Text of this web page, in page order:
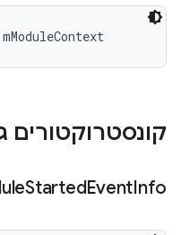
mModuleContext
קונסטרוקטורים
StartedEventInfo